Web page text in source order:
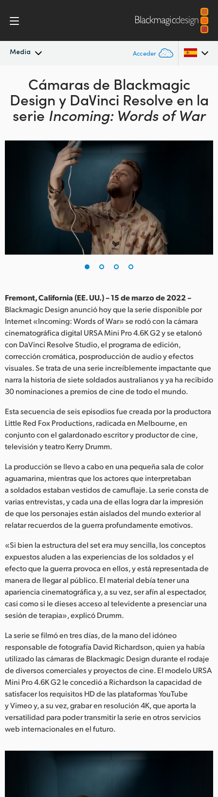
Media Acceder
Novedades
Archivo
Argentina
Australia
Austria
Canada
China
Denmark
Finland
India
Italy
Japan
Mexico
Malaysia
Netherlands
Norway
Poland
Portugal
Singapore
España
Sweden
Turkey
UAE
United Kingdom
United States
Cámaras de Blackmagic
Designy DaVinci Resolve en la
serie Incoming: Words of War
Fremont, California (EE. UU.) – 15 de marzo de 2022 –
Blackmagic Design anunció hoy que la serie disponible por
Internet «Incoming: Words of War» se rodó con la cámara
cinematográfica digital URSA Mini Pro 4.6K G2 y se etalonó
con DaVinci Resolve Studio, el programa de edición,
corrección cromática, posproducción de audio y efectos
visuales. Se trata de una serie increíblemente impactante que
narra la historia de siete soldados australianos y ya ha recibido
30 nominaciones a premios de cine de todo el mundo.
Esta secuencia de seis episodios fue creada por la productora
Little Red Fox Productions, radicada en Melbourne, en
conjunto con el galardonado escritor y productor de cine,
televisión y teatro Kerry Drumm.
La producción se llevo a cabo en una pequeña sala de color
aguamarina, mientras que los actores que interpretaban
a soldados estaban vestidos de camuflaje. La serie consta de
varias entrevistas, y cada una de ellas logra dar la impresión
de que los personajes están aislados del mundo exterior al
relatar recuerdos de la guerra profundamente emotivos.
«Si bien la estructura del set era muy sencilla, los conceptos
expuestos aluden a las experiencias de los soldados y el
efecto que la guerra provoca en ellos, y está representada de
manera de llegar al público. El material debía tener una
apariencia cinematográfica y, a su vez, ser afín al espectador,
casi como si le dieses acceso al televidente a presenciar una
sesión de terapia», explicó Drumm.
La serie se filmó en tres días, de la mano del idóneo
responsable de fotografía David Richardson, quien ya había
utilizado las cámaras de Blackmagic Design durante el rodaje
de diversos comerciales y proyectos de cine. El modelo URSA
Mini Pro 4.6K G2 le concedió a Richardson la capacidad de
satisfacer los requisitos HD de las plataformas YouTube
y Vimeo y, a su vez, grabar en resolución 4K, que aporta la
versatilidad para poder transmitir la serie en otros servicios
web internacionales en el futuro.